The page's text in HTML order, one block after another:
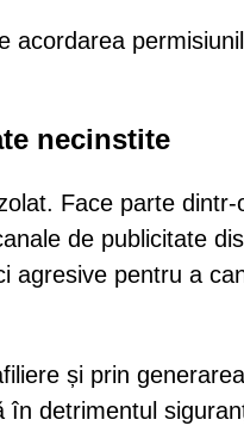
acordarea
necinstite
Face parte
de publicitate
agresive pentru a
și prin
detrimentul